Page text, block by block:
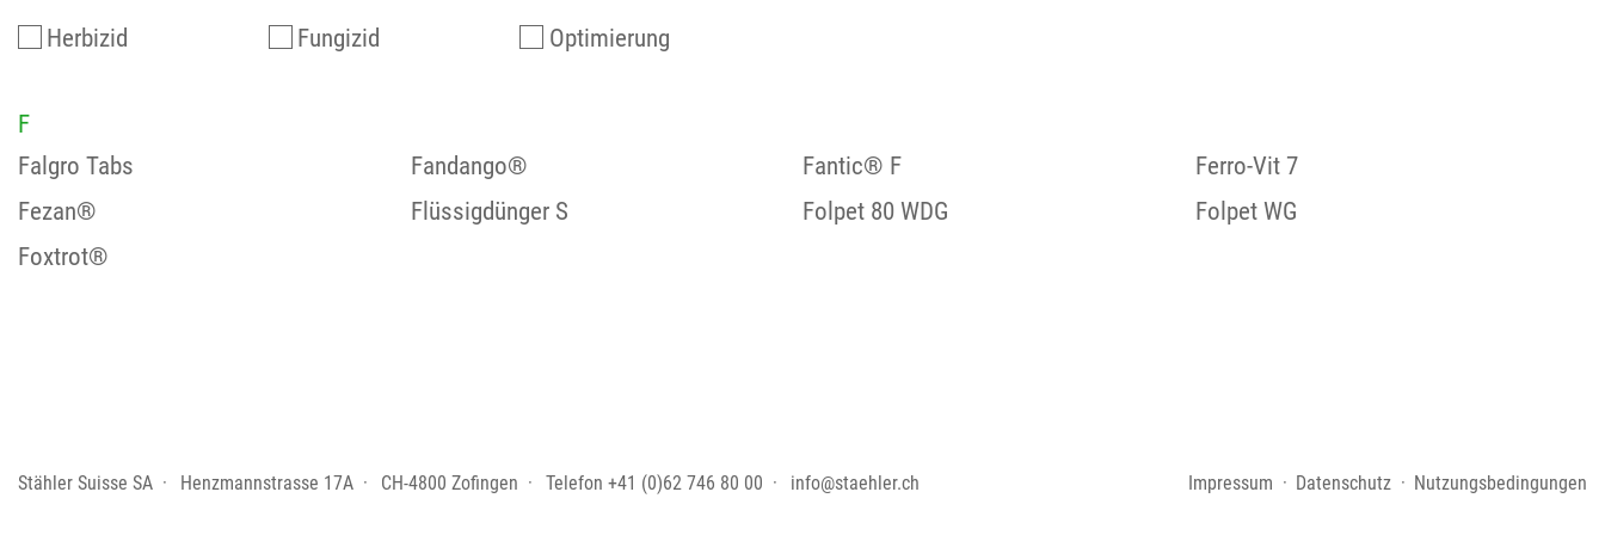
Herbizid Fungizid Optimierung
F
Falgro Tabs
Fandango® Fantic® F
Ferro-Vit 7
Fezan®
Flüssigdünger S Folpet 80 WDG
Folpet WG
Foxtrot®
Stähler Suisse SA Henzmannstrasse 17A CH-4800 Zofingen Telefon +41 (0)62 746 80 00 info@staehler.ch Impressum Datenschutz Nutzungsbedingungen